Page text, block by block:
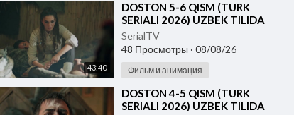
43:40
⁣DOSTON 5-6 QISM (TURK
SERIALI 2026) UZBEK TILIDA
SerialTV
48 Просмотры · 08/08/26
Фильм и анимация
⁣DOSTON 4-5 QISM (TURK
SERIALI 2026) UZBEK TILIDA